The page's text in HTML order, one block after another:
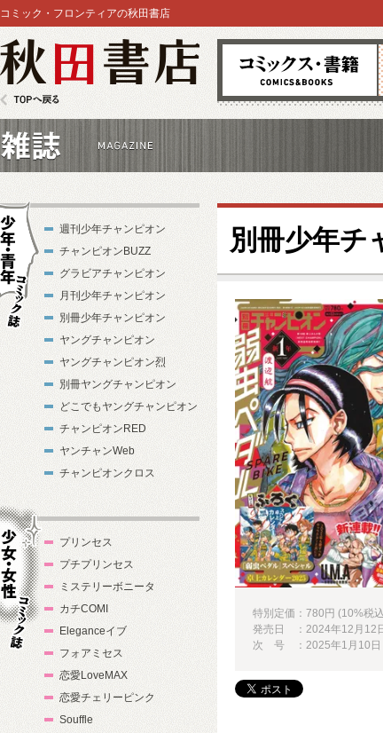
コミックス
コミック・フロンティアの秋田書店
別冊少年チ
特別定価：780円 (10%税
発売日 ：2024年12月12
次 号 ：2025年1月10日
週刊少年チャンピオン
チャンピオンBUZZ
グラビアチャンピオン
月刊少年チャンピオン
別冊少年チャンピオン
ヤングチャンピオン
ヤングチャンピオン烈
別冊ヤングチャンピオン
どこでもヤングチャンピオン
チャンピオンRED
ヤンチャンWeb
チャンピオンクロス
プリンセス
プチプリンセス
ミステリーボニータ
カチCOMI
Eleganceイブ
フォアミセス
恋愛LoveMAX
恋愛チェリーピンク
Souffle